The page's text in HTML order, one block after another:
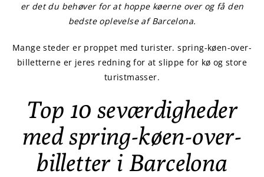
er det du behøver for at hoppe køerne over og få den
bedste oplevelse af Barcelona.
Mange steder er proppet med turister. spring-køen-over-
billetterne er jeres redning for at slippe for kø og store
turistmasser.
Top 10 seværdigheder
med spring-køen-over-
billetter i Barcelona